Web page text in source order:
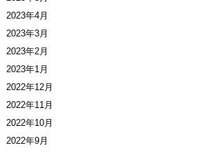
2023年4月
2023年3月
2023年2月
2023年1月
2022年12月
2022年11月
2022年10月
2022年9月